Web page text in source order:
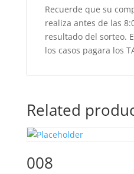
Recuerde que su
realiza antes de las
resultado del sorteo.
los casos pagara los
Related
008